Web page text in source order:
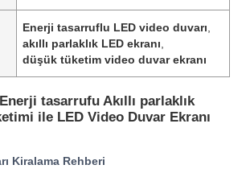
Enerji tasarruflu LED video duvarı
akıllı parlaklık LED ekranı
düşük tüketim video duvar ekranı
tasarrufu Akıllı parlaklık
ile LED Video Duvar Ekranı
Kiralama Rehberi